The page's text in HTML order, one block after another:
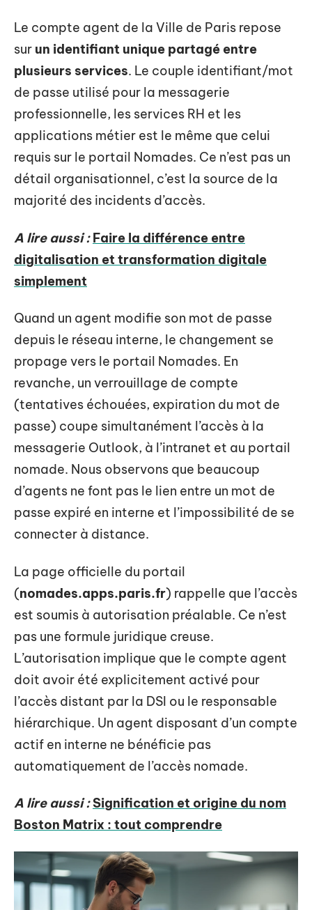
Le compte agent de la Ville de Paris repose
sur un identifiant unique partagé entre
plusieurs services. Le couple identifiant/mot
de passe utilisé pour la messagerie
professionnelle, les services RH et les
applications métier est le même que celui
requis sur le portail Nomades. Ce n’est pas un
détail organisationnel, c’est la source de la
majorité des incidents d’accès.
A lire aussi : Faire la différence entre
digitalisation et transformation digitale
simplement
Quand un agent modifie son mot de passe
depuis le réseau interne, le changement se
propage vers le portail Nomades. En
revanche, un verrouillage de compte
(tentatives échouées, expiration du mot de
passe) coupe simultanément l’accès à la
messagerie Outlook, à l’intranet et au portail
nomade. Nous observons que beaucoup
d’agents ne font pas le lien entre un mot de
passe expiré en interne et l’impossibilité de se
connecter à distance.
La page officielle du portail
(nomades.apps.paris.fr) rappelle que l’accès
est soumis à autorisation préalable. Ce n’est
pas une formule juridique creuse.
L’autorisation implique que le compte agent
doit avoir été explicitement activé pour
l’accès distant par la DSI ou le responsable
hiérarchique. Un agent disposant d’un compte
actif en interne ne bénéficie pas
automatiquement de l’accès nomade.
A lire aussi : Signification et origine du nom
Boston Matrix : tout comprendre